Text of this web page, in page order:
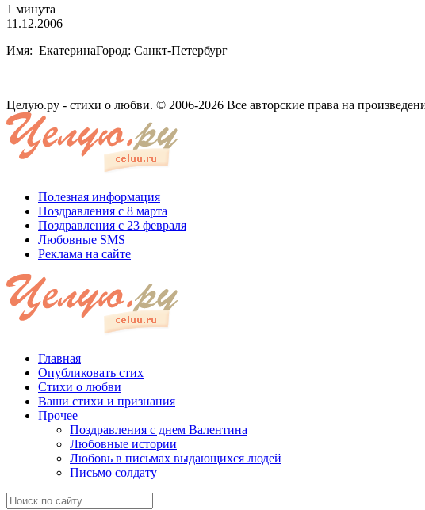
1 минута
11.12.2006
Имя: ЕкатеринаГород: Санкт-Петербург
Целую.ру - стихи о любви. © 2006-2026 Все авторские права на
Полезная информация
Поздравления с 8 марта
Поздравления с 23 февраля
Любовные SMS
Реклама на сайте
Главная
Опубликовать стих
Стихи о любви
Ваши стихи и признания
Прочее
Поздравления с днем Валентина
Любовные истории
Любовь в письмах выдающихся людей
Письмо солдату